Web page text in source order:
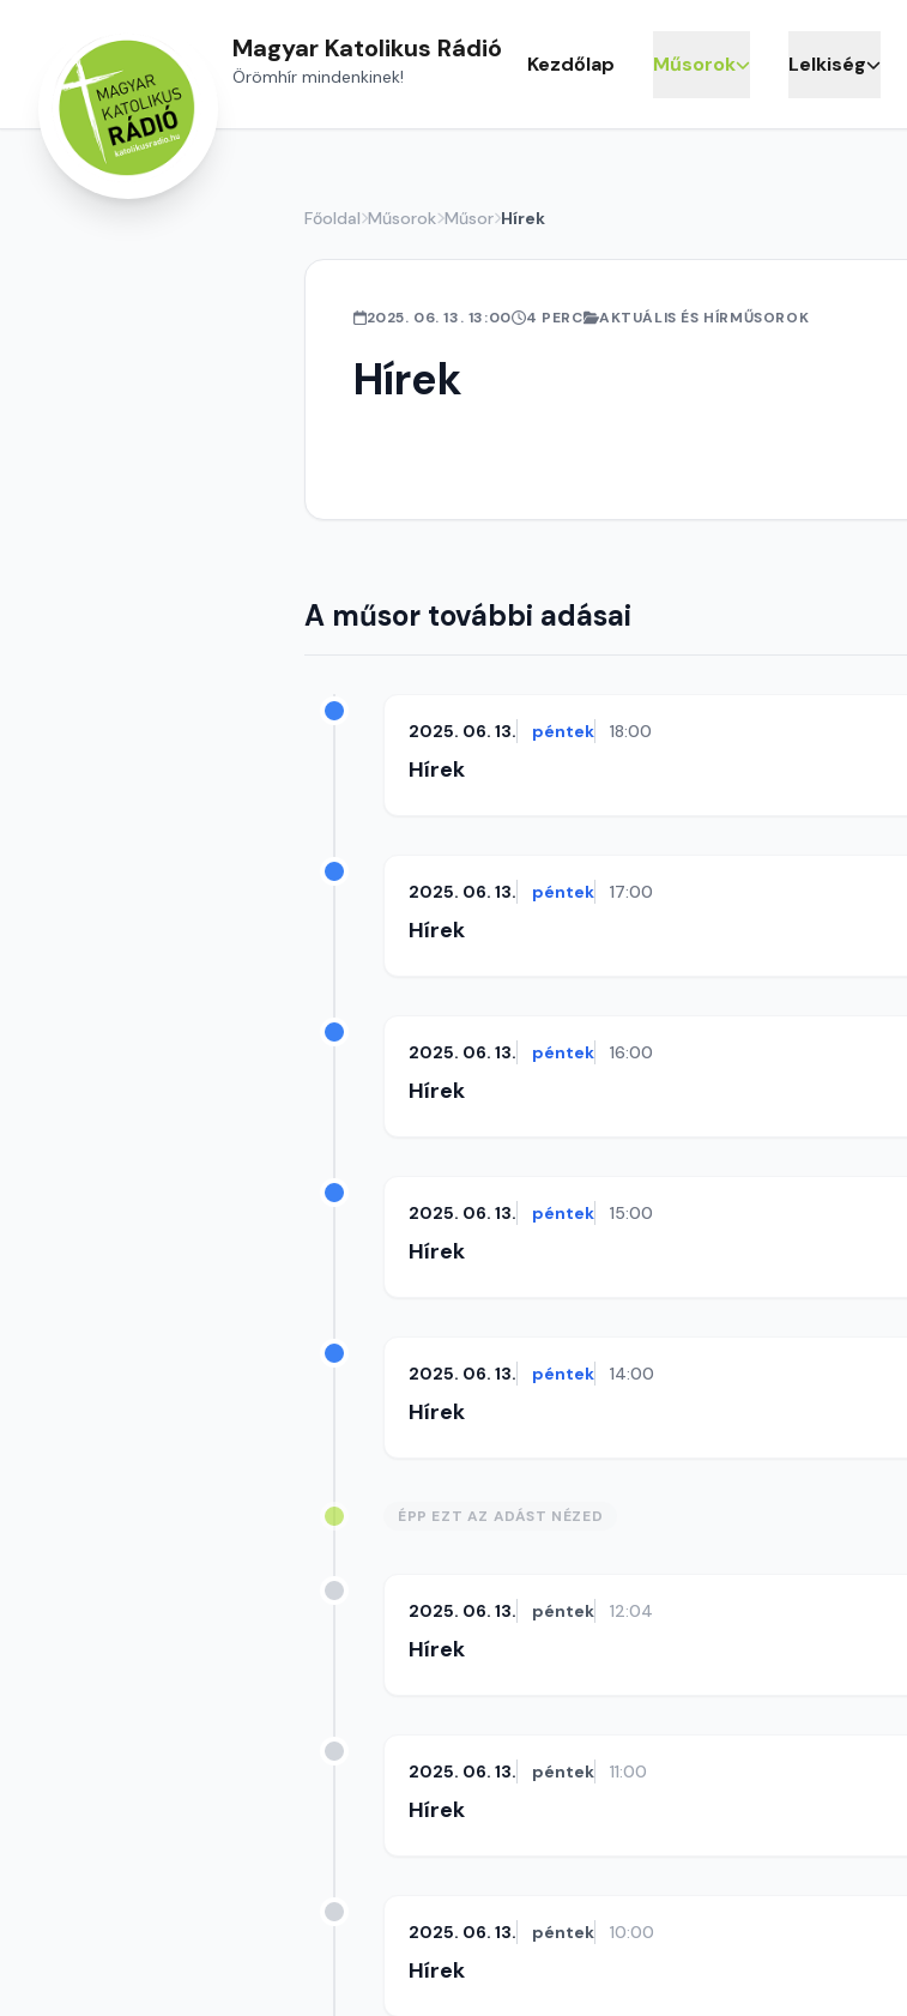
Magyar Katolikus Rádió
Örömhír mindenkinek! Kezdőlap Műsorok Lelkiség
Főoldal Műsorok Műsor Hírek
2025. 06. 13. 13:00 4 PERC AKTUÁLIS ÉS HÍRMŰSOROK
Hírek
A műsor további adásai
2025. 06. 13. péntek 18:00
Hírek
2025. 06. 13. péntek 17:00
Hírek
2025. 06. 13. péntek 16:00
Hírek
2025. 06. 13. péntek 15:00
Hírek
2025. 06. 13. péntek 14:00
Hírek
ÉPP EZT AZ ADÁST NÉZED
2025. 06. 13. péntek 12:04
Hírek
2025. 06. 13. péntek 11:00
Hírek
2025. 06. 13. péntek 10:00
Hírek